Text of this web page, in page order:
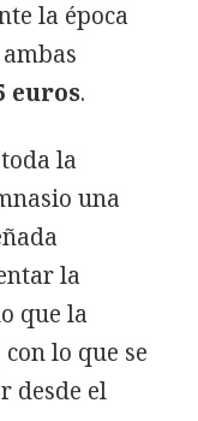
la época
euros.
la
una
la
que la
lo que se
desde el